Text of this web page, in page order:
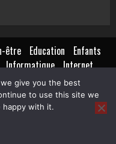
être Education
Enfants
Informatique Internet
Maison Extérieur
Non classé
Pratique
Voyages
give you the best
to use this site we
happy with it.